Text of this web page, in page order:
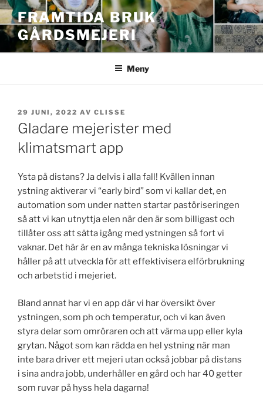
Hoppa
till
innehåll
FRAMTIDA BRUK
GÅRDSMEJERI
Meny
PUBLICERAT
29 JUNI, 2022 AV CLISSE
Gladare mejerister med
klimatsmart app
Ysta på distans? Ja delvis i alla fall! Kvällen innan
ystning aktiverar vi “early bird” som vi kallar det, en
automation som under natten startar pastöriseringen
så att vi kan utnyttja elen när den är som billigast och
tillåter oss att sätta igång med ystningen så fort vi
vaknar. Det här är en av många tekniska lösningar vi
håller på att utveckla för att effektivisera elförbrukning
och arbetstid i mejeriet.
Bland annat har vi en app där vi har översikt över
ystningen, som ph och temperatur, och vi kan även
styra delar som omröraren och att värma upp eller kyla
grytan. Något som kan rädda en hel ystning när man
inte bara driver ett mejeri utan också jobbar på distans
i sina andra jobb, underhåller en gård och har 40 getter
som ruvar på hyss hela dagarna!